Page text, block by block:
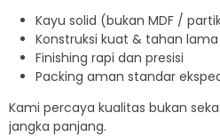
Kayu solid (bukan MDF /
Konstruksi kuat & tahan lama
Finishing rapi dan presisi
Packing aman standar
Kami percaya kualitas bukan
jangka panjang.